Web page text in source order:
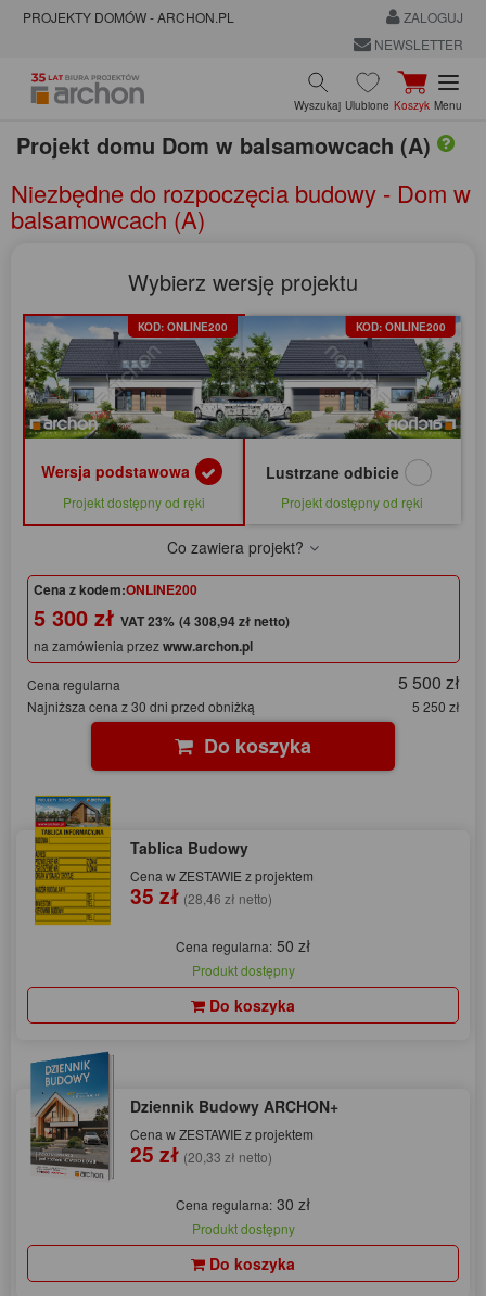
PROJEKTY DOMÓW - ARCHON.PL
ZALOGUJ
NEWSLETTER
Wyszukaj Ulubione Koszyk Menu
Projekt domu Dom w balsamowcach (A)
Niezbędne do rozpoczęcia budowy - Dom w
balsamowcach (A)
Wybierz wersję projektu
KOD: ONLINE200
Wersja podstawowa
Projekt dostępny od ręki
KOD: ONLINE200
Lustrzane odbicie
Projekt dostępny od ręki
Co zawiera projekt?
Cena z kodem:ONLINE200
5 300 zł (4 308,94 zł netto)
na zamówienia przezwww.archon.pl
Cena regularna 5 500 zł
Najniższa cena z 30 dni przed obniżką 5 250 zł
Do koszyka
Tablica Budowy
Cena w ZESTAWIE z projektem
35 zł (28,46 zł netto)
Cena regularna: 50 zł
Produkt dostępny
Do koszyka
Dziennik Budowy ARCHON+
Cena w ZESTAWIE z projektem
25 zł (20,33 zł netto)
Cena regularna: 30 zł
Produkt dostępny
Do koszyka